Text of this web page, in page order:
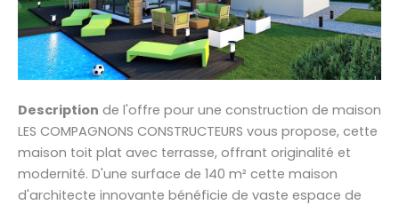
Description de l'offre pour une construction de maison
LES COMPAGNONS CONSTRUCTEURS vous propose, cette
maison toit plat avec terrasse, offrant originalité et
modernité. D'une surface de 140 m² cette maison
d'architecte innovante bénéficie de vaste espace de